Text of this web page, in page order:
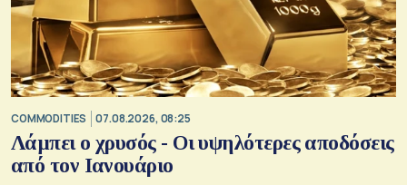
COMMODITIES 07.08.2026, 08:25
Λάμπει ο χρυσός - Οι υψηλότερες αποδόσεις
από τον Ιανουάριο